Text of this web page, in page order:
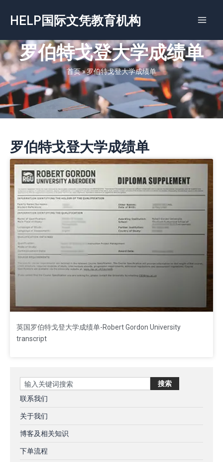
容
HELP国际文凭教育机构
罗伯特戈登大学成绩单
首页»罗伯特戈登大学成绩单
罗伯特戈登大学成绩单
英国罗伯特戈登大学成绩单-Robert Gordon University
transcript
Search 搜索
联系我们
关于我们
博客及相关知识
下单流程